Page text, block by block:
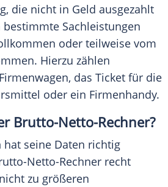
die nicht in Geld ausgezahlt
Sachleistungen
oder teilweise vom
Hierzu zählen
das Ticket für die
oder ein Firmenhandy.
Brutto-Netto-Rechner?
hat seine Daten richtig
Netto-Rechner recht
zu größeren